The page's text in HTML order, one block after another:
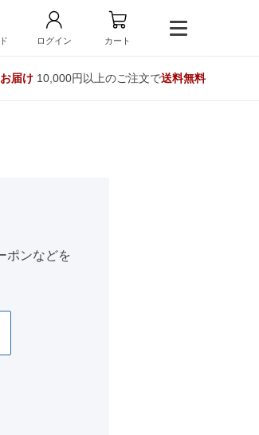
ログイン カート
届け10,000円以上のご注文で送料無料
ポンなどを